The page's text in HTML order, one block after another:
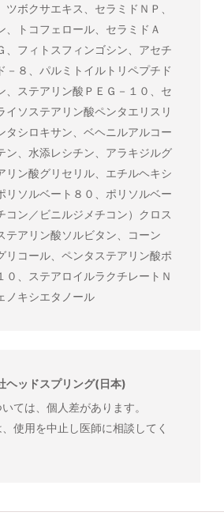
ツボクサエキス、セラミドＮＰ、
、トコフェロール、セラミドＡ
、フィトスフィンゴシン、アセチ
－８、パルミトイルトリペプチド
、ステアリン酸ＰＥＧ－１０、セ
イソステアリン酸ペンタエリスリ
タシロキサン、ベヘニルアルコー
ン、水添レシチン、アラキジルグ
リン酸グリセリル、エチルヘキシ
リソルベート８０、ポリソルベー
コン／ビニルジメチコン）クロス
テアリン酸ソルビタン、コーン
リコール、ペンタステアリン酸ポ
０、ステアロイルラクチレートＮ
ノキシエタノール
ヘッドスプリング(日本)
ては、個人差があります。
使用を中止し医師に相談してく